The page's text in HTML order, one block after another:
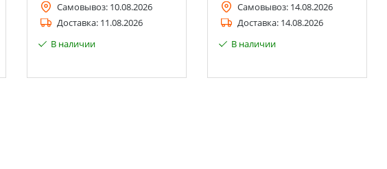
Самовывоз: 10.08.2026
Доставка: 11.08.2026
В наличии
Самовывоз: 14.08.2026
Доставка: 14.08.2026
В наличии